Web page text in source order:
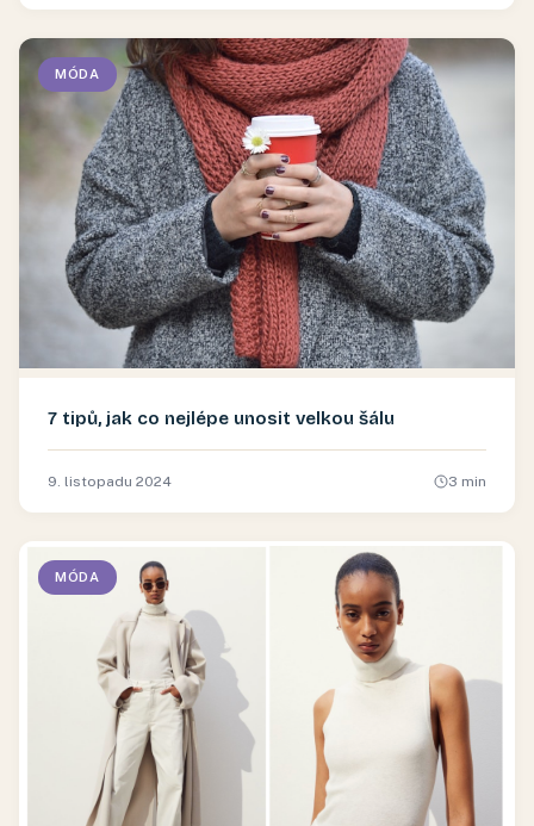
MÓDA
7 tipů, jak co nejlépe unosit velkou šálu
9. listopadu 2024 3 min
MÓDA